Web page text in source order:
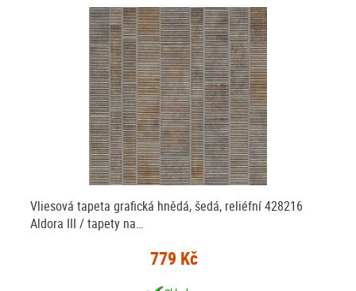
Vliesová tapeta grafická hnědá, šedá, reliéfní 428216
Aldora III / tapety na…
779 Kč